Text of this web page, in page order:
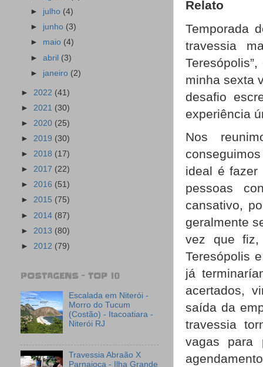
Relato
Temporada
travessia
minha sexta
desafio
experiência
Nos
ideal é
pessoas
cansativo,
geralmente
vez que
Teresópolis
já
acertados,
saída da
travessia
vagas para
► julho (4)
► junho (3)
► maio (4)
►abril (3)
► janeiro (2)
► 2022 (41)
► 2021 (30)
► 2020 (25)
► 2019 (30)
► 2018 (17)
► 2017 (22)
► 2016 (51)
► 2015 (75)
► 2014 (87)
► 2013 (80)
► 2012 (79)
POSTAGENS - TOP 10
Escalada em Niterói -
Morro do Tucum
(Costão) - Itacoatiara -
Niterói RJ
Travessia Abraão X
Parnaioca - Ilha Grande